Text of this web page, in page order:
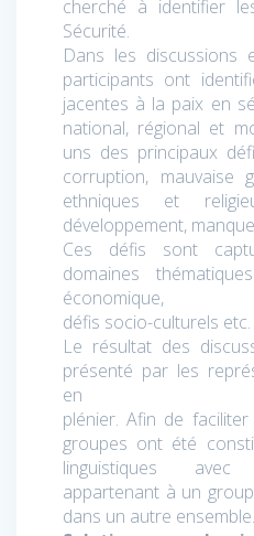
cherché à identifier
Sécurité.
Dans les discussions
participants ont
jacentes à la paix en
national, régional et
uns des principaux
corruption, mauvaise
ethniques et
développement,
Ces défis sont
domaines
économique,
défis socio-culturels etc.
Le résultat des
présenté par les
en
plénier. Afin de
groupes ont été
linguistiques
appartenant à un
dans un autre ensemble.